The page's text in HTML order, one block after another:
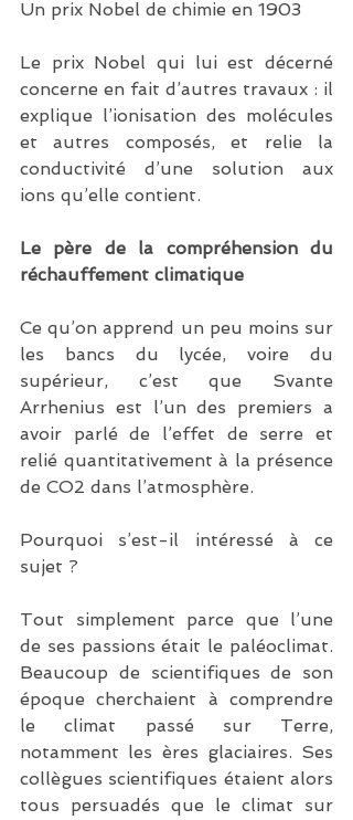
Un prix Nobel de chimie en 1903
Le prix Nobel qui lui est décerné
concerne en fait d’autres travaux : il
explique l’ionisation des molécules
et autres composés, et relie la
conductivité d’une solution aux
ions qu’elle contient.
Le père de la compréhension du
réchauffement climatique
Ce qu’on apprend un peu moins sur
les bancs du lycée, voire du
supérieur, c’est que Svante
Arrhenius est l’un des premiers a
avoir parlé de l’effet de serre et
relié quantitativement à la présence
de CO2 dans l’atmosphère.
Pourquoi s’est-il intéressé à ce
sujet ?
Tout simplement parce que l’une
de ses passions était le paléoclimat.
Beaucoup de scientifiques de son
époque cherchaient à comprendre
le climat passé sur Terre,
notamment les ères glaciaires. Ses
collègues scientifiques étaient alors
tous persuadés que le climat sur